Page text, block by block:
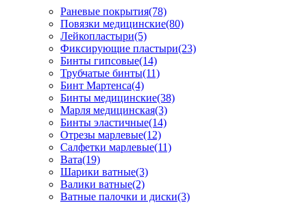
Раневые покрытия(78)
Повязки медицинские(80)
Лейкопластыри(5)
Фиксирующие пластыри(23)
Бинты гипсовые(14)
Трубчатые бинты(11)
Бинт Мартенса(4)
Бинты медицинские(38)
Марля медицинская(3)
Бинты эластичные(14)
Отрезы марлевые(12)
Салфетки марлевые(11)
Вата(19)
Шарики ватные(3)
Валики ватные(2)
Ватные палочки и диски(3)